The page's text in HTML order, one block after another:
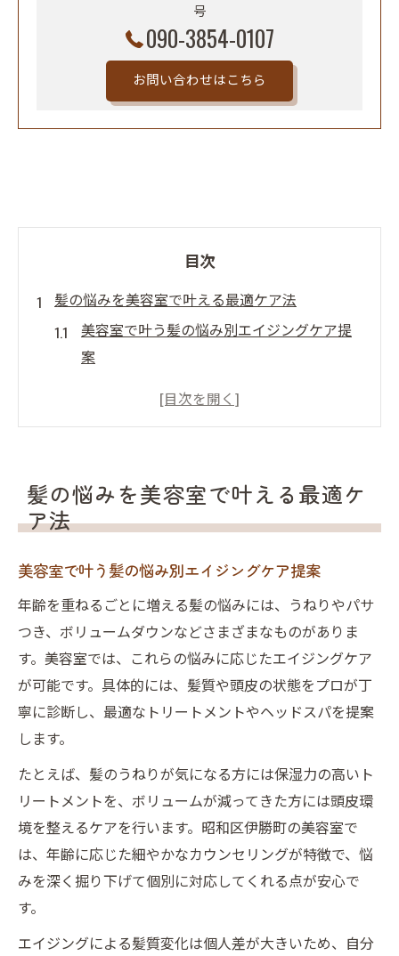
号
090-3854-0107
お問い合わせはこちら
目次
髪の悩みを美容室で叶える最適ケア法
美容室で叶う髪の悩み別エイジングケア提
案
髪質改善を目指す美容室の実践的アドバイ
ト
美容室で相談できる頭皮と髪のトータルケ
エイジングケアが得意な美容室の見極め方
昭和区で信頼できる美容室選びの基準とは
美容室の口コミや評判を活用する比較法
美容室スタッフの専門性が印象を変える秘
美容室で実感する年齢別の髪質ケアポイン
ト
うねりやパサつき対策を美容室で実感
美容室でできるうねり・パサつき徹底対策
髪質改善を実感できる美容室の施術内容
美容室で相談したい髪のうねりの悩み方
髪の悩みを美容室で叶える最適ケ
ア法
美容室で叶う髪の悩み別エイジングケア提案
年齢を重ねるごとに増える髪の悩みには、うねりやパサ
つき、ボリュームダウンなどさまざまなものがありま
す。美容室では、これらの悩みに応じたエイジングケア
が可能です。具体的には、髪質や頭皮の状態をプロが丁
寧に診断し、最適なトリートメントやヘッドスパを提案
します。
たとえば、髪のうねりが気になる方には保湿力の高いト
リートメントを、ボリュームが減ってきた方には頭皮環
境を整えるケアを行います。昭和区伊勝町の美容室で
は、年齢に応じた細やかなカウンセリングが特徴で、悩
みを深く掘り下げて個別に対応してくれる点が安心で
す。
エイジングによる髪質変化は個人差が大きいため、自分